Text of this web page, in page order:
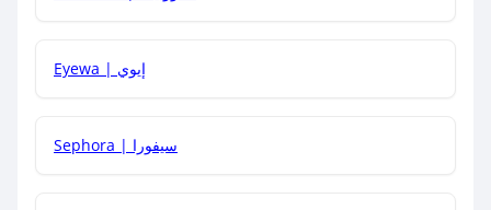
Eyewa | إيوي
Sephora | سيفورا